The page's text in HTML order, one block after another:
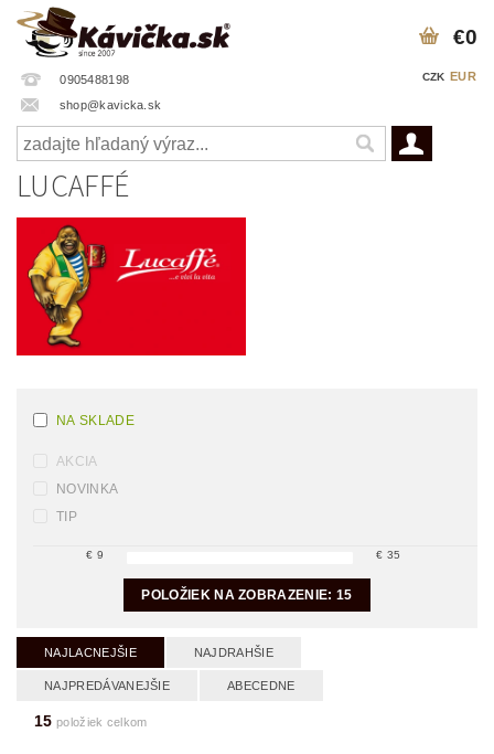
0905488198
shop@kavicka.sk
CZK EUR
€0
LUCAFFÉ
NA SKLADE
AKCIA
NOVINKA
TIP
€9 € 35
POLOŽIEK NA ZOBRAZENIE:15
NAJLACNEJŠIE NAJDRAHŠIE
NAJPREDÁVANEJŠIE ABECEDNE
15 položiek celkom